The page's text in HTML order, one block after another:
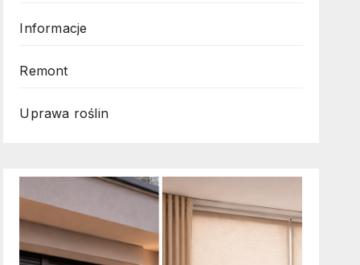
Informacje
Remont
Uprawa roślin